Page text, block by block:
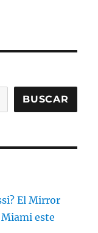
BUSCAR
El Mirror
este